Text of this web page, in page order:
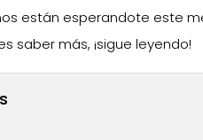
están esperandote este
saber más, ¡sigue leyendo!